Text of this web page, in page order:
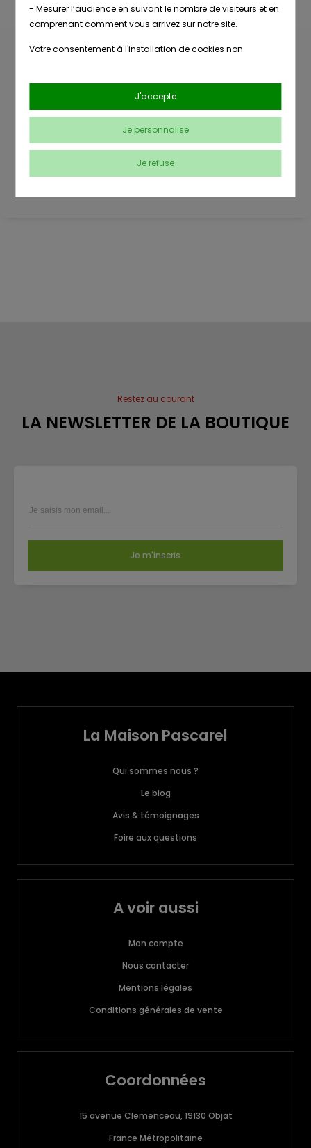
Nombreuses
références
Conseils
Paiement
Restez au courant
LA NEWSLETTER DE LA BOUTIQUE
Je m'inscris
La Maison Pascarel
Qui sommes nous ?
Le blog
Avis & témoignages
Foire aux questions
A voir aussi
Mon compte
Nous contacter
Mentions légales
Conditions générales de vente
Coordonnées
15 avenue Clemenceau, 19130 Objat
France Métropolitaine
- Mesurer l’audience en suivant le nombre de visiteurs et en
comprenant comment vous arrivez sur notre site.
Votre consentement à l'installation de cookies non
J'accepte
Je personnalise
Je refuse